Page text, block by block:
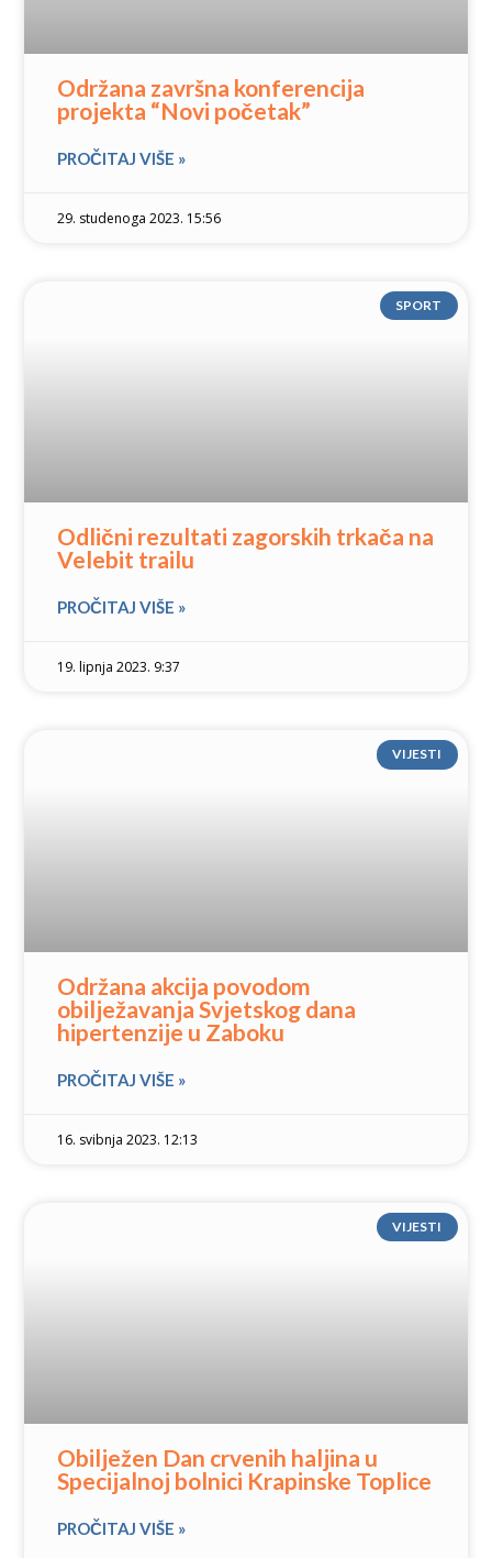
Održana završna konferencija
projekta “Novi početak”
PROČITAJ VIŠE »
29. studenoga 2023. 15:56
SPORT
Odlični rezultati zagorskih trkača na
Velebit trailu
PROČITAJ VIŠE »
19. lipnja 2023. 9:37
VIJESTI
Održana akcija povodom
obilježavanja Svjetskog dana
hipertenzije u Zaboku
PROČITAJ VIŠE »
16. svibnja 2023. 12:13
VIJESTI
Obilježen Dan crvenih haljina u
Specijalnoj bolnici Krapinske Toplice
PROČITAJ VIŠE »